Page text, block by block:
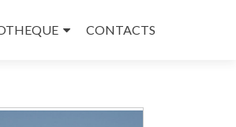
CONTACTS